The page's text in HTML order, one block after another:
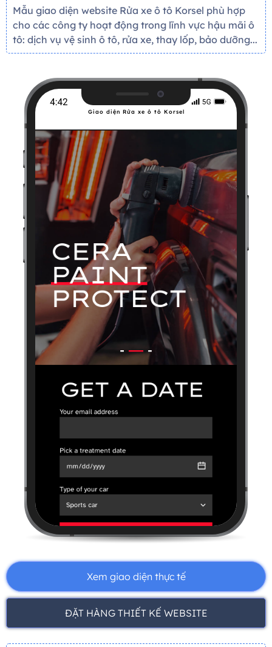
Mẫu giao diện website Rửa xe ô tô Korsel phù hợp
cho các công ty hoạt động trong lĩnh vực hậu mãi ô
tô: dịch vụ vệ sinh ô tô, rửa xe, thay lốp, bảo dưỡng...
Giao diện Rửa xe ô tô Korsel
Xem giao diện thực tế
ĐẶT HÀNG THIẾT KẾ WEBSITE